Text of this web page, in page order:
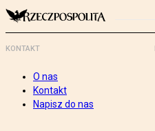
KONTAKT
O nas
Kontakt
Napisz do nas